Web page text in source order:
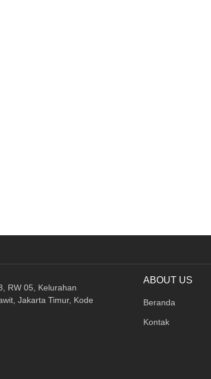
RW 05, Kelurahan
Jakarta Timur, Kode
ABOUT US
Beranda
Kontak